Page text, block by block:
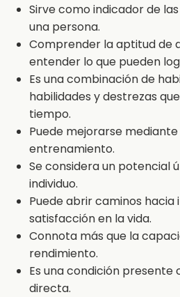
Sirve como indicador de
una persona.
Comprender la aptitud de
entender lo que pueden
Es una combinación de
habilidades y destrezas
tiempo.
Puede mejorarse
entrenamiento.
Se considera un potencial
individuo.
Puede abrir caminos hacia
satisfacción en la vida.
Connota más que la
rendimiento.
Es una condición presente
directa.